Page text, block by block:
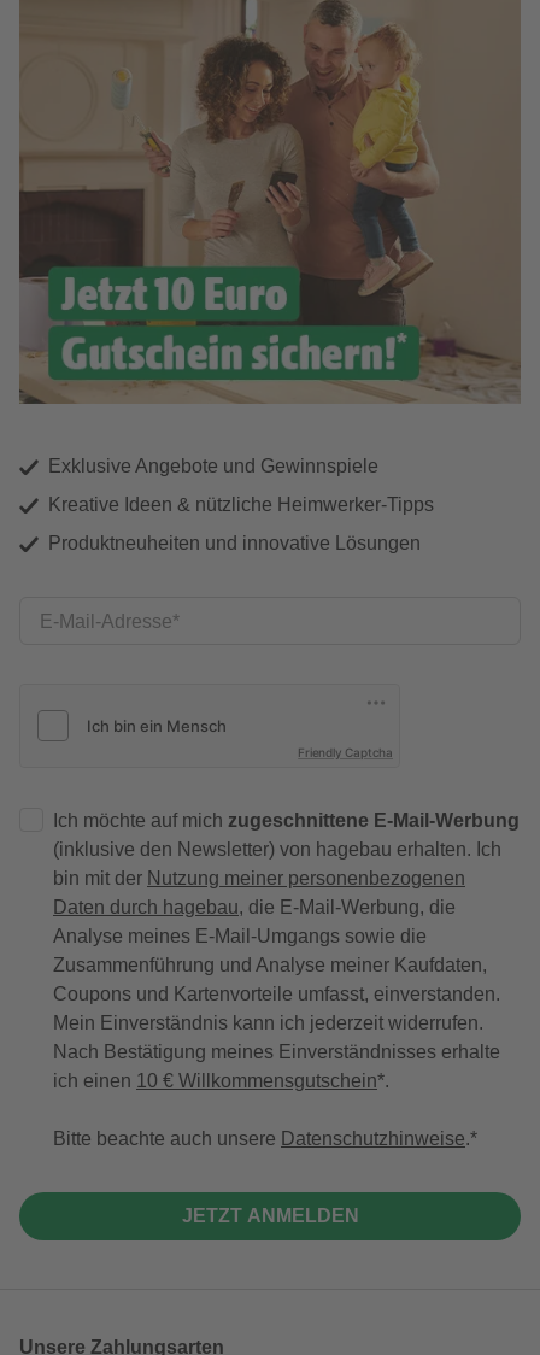
Exklusive Angebote und Gewinnspiele
Kreative Ideen & nützliche Heimwerker-Tipps
Produktneuheiten und innovative Lösungen
E-Mail-Adresse
Friendly Captcha
Ich möchte auf mich zugeschnittene E-Mail-Werbung
(inklusive den Newsletter) von hagebau erhalten. Ich
bin mit der Nutzung meiner personenbezogenen
Daten durch hagebau, die E-Mail-Werbung, die
Analyse meines E-Mail-Umgangs sowie die
Zusammenführung und Analyse meiner Kaufdaten,
Coupons und Kartenvorteile umfasst, einverstanden.
Mein Einverständnis kann ich jederzeit widerrufen.
Nach Bestätigung meines Einverständnisses erhalte
ich einen 10 € Willkommensgutschein*.
Bitte beachte auch unsere Datenschutzhinweise.
JETZT ANMELDEN
Unsere Zahlungsarten